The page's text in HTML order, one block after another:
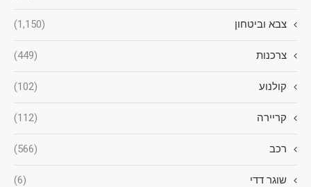
צבא וביטחון (1,150)
צרכנות (449)
קולנוע (102)
קריירה (112)
רכב (566)
שוגר דדי (6)